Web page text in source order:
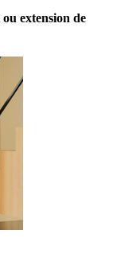
extension de